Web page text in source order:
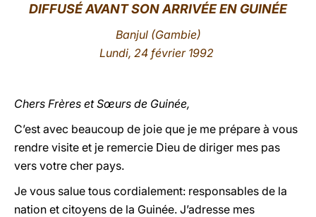
DIFFUSÉ AVANT SON ARRIVÉE EN GUINÉE
Banjul (Gambie)
Lundi, 24 février 1992
Chers Frères et Sœurs de Guinée,
C’est avec beaucoup de joie que je me prépare à vous
rendre visite et je remercie Dieu de diriger mes pas
vers votre cher pays.
Je vous salue tous cordialement: responsables de la
nation et citoyens de la Guinée. J’adresse mes